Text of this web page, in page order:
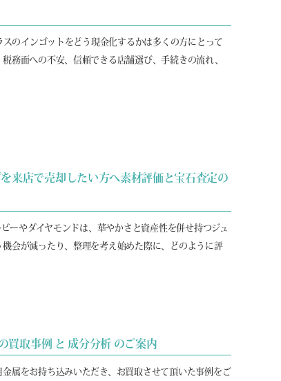
のインゴットをどう現金化するかは多くの方にとって
務面への不安、信頼できる店舗選び、手続きの流れ、
来店で売却したい方へ素材評価と宝石査定の
ーやダイヤモンドは、華やかさと資産性を併せ持つジュ
会が減ったり、整理を考え始めた際に、どのように評
買取事例 と 成分分析 のご案内
属をお持ち込みいただき、お買取させて頂いた事例をご